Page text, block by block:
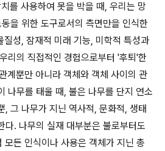
를 사용하여 못을 박을 때, 우리는 망
을 위한 도구로서의 측면만을 인식한
질성, 잠재적 미래 기능, 미학적 특성과
리의 직접적인 경험으로부터 '후퇴'한
계뿐만 아니라 객체와 객체 사이의 관
나무를 태울 때, 불은 나무를 단지 연소
, 그 나무가 지닌 역사적, 문화적, 생태
다. 나무의 실재 대부분은 불로부터도
모든 인식이나 사용은 객체가 지닌 총